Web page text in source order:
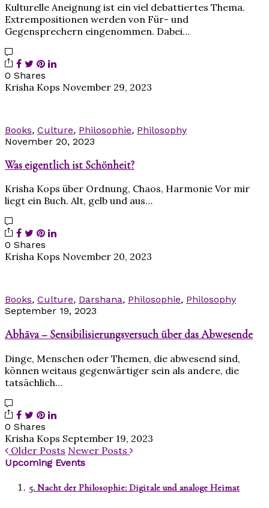
Kulturelle Aneignung ist ein viel debattiertes Thema.
Extrempositionen werden von Für- und
Gegensprechern eingenommen. Dabei…
0 Shares
Krisha Kops November 29, 2023
Books, Culture, Philosophie, Philosophy
November 20, 2023
Was eigentlich ist Schönheit?
Krisha Kops über Ordnung, Chaos, Harmonie Vor mir
liegt ein Buch. Alt, gelb und aus…
0 Shares
Krisha Kops November 20, 2023
Books, Culture, Darshana, Philosophie, Philosophy
September 19, 2023
Abhāva – Sensibilisierungsversuch über das Abwesende
Dinge, Menschen oder Themen, die abwesend sind,
können weitaus gegenwärtiger sein als andere, die
tatsächlich…
0 Shares
Krisha Kops September 19, 2023
Older Posts Newer Posts
Upcoming Events
5. Nacht der Philosophie: Digitale und analoge Heimat